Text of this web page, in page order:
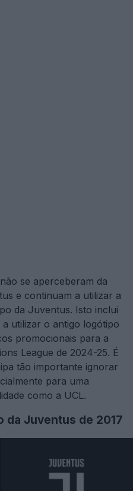
se aperceberam da
e continuam a utilizar a
da Juventus. Isto inclui
utilizar o antigo logótipo
promocionais para a
League de 2024-25. É
tão importante ignorar
para uma
como a UCL.
da Juventus de 2017